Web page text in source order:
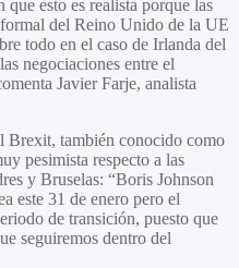
esto es realista porque las
del Reino Unido de la UE
todo en el caso de Irlanda del
negociaciones entre el
Javier Farje, analista
Brexit, también conocido como
pesimista respecto a las
y Bruselas: “Boris Johnson
este 31 de enero pero el
de transición, puesto que
seguiremos dentro del